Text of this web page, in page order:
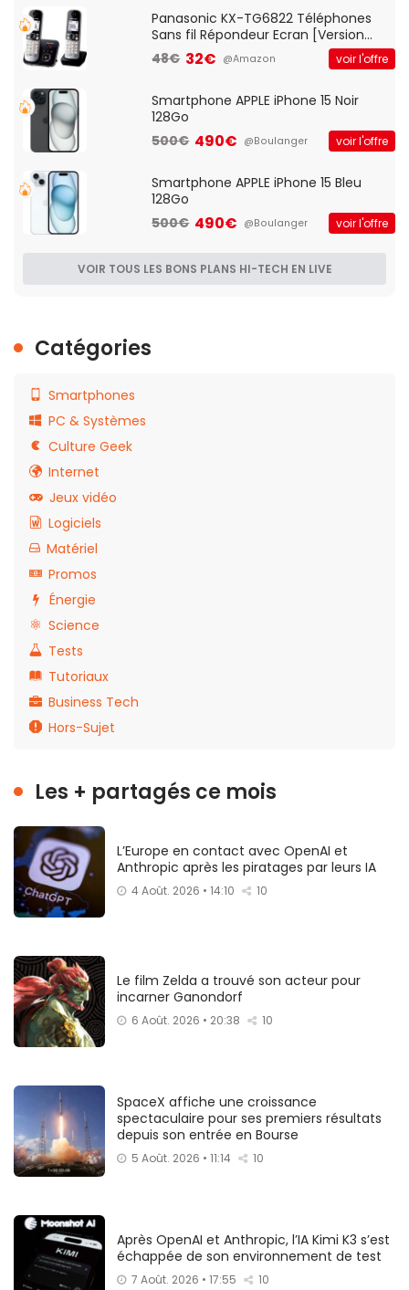
Panasonic KX-TG6822 Téléphones
Sans fil Répondeur Ecran [Version
Française]
48€ 32€ @Amazon voir l'offre
Smartphone APPLE iPhone 15 Noir
128Go
500€ 490€ @Boulanger voir l'offre
Smartphone APPLE iPhone 15 Bleu
128Go
500€ 490€ @Boulanger voir l'offre
VOIR TOUS LES BONS PLANS HI-TECH EN LIVE
Catégories
Smartphones
PC & Systèmes
Culture Geek
Internet
Jeux vidéo
Logiciels
Matériel
Promos
Énergie
Science
Tests
Tutoriaux
Business Tech
Hors-Sujet
Les + partagés ce mois
L’Europe en contact avec OpenAI et
Anthropic après les piratages par leurs IA
4 Août. 2026 • 14:10 10
Le film Zelda a trouvé son acteur pour
incarner Ganondorf
6 Août. 2026 • 20:38 10
SpaceX affiche une croissance
spectaculaire pour ses premiers résultats
depuis son entrée en Bourse
5 Août. 2026 • 11:14 10
Après OpenAI et Anthropic, l’IA Kimi K3 s’est
échappée de son environnement de test
7 Août. 2026 • 17:55 10